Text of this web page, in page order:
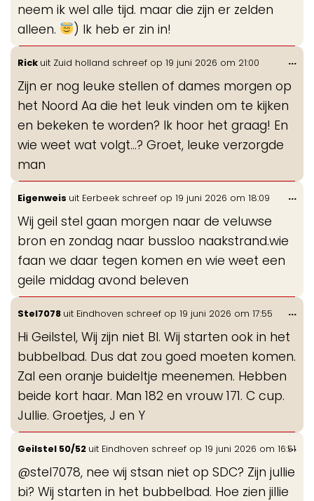
neem ik wel alle tijd. maar die zijn er zelden
alleen.
) Ik heb er zin in!
Rick uit Zuid holland schreef op 19 juni 2026 om 21:00
Zijn er nog leuke stellen of dames morgen op
het Noord Aa die het leuk vinden om te kijken
en bekeken te worden? Ik hoor het graag! En
wie weet wat volgt...? Groet, leuke verzorgde
man
...
Eigenweis uit Eerbeek schreef op 19 juni 2026 om 18:09
Wij geil stel gaan morgen naar de veluwse
bron en zondag naar bussloo naakstrand.wie
faan we daar tegen komen en wie weet een
geile middag avond beleven
...
Stel7078 uit Eindhoven schreef op 19 juni 2026 om 17:55
Hi Geilstel, Wij zijn niet BI. Wij starten ook in het
bubbelbad. Dus dat zou goed moeten komen.
Zal een oranje buideltje meenemen. Hebben
beide kort haar. Man 182 en vrouw 171. C cup.
Jullie. Groetjes, J en Y
...
Geilstel 50/52 uit Eindhoven schreef op 19 juni 2026 om 16:51
@stel7078, nee wij stsan niet op SDC? Zijn jullie
bi? Wij starten in het bubbelbad. Hoe zien jillie
...